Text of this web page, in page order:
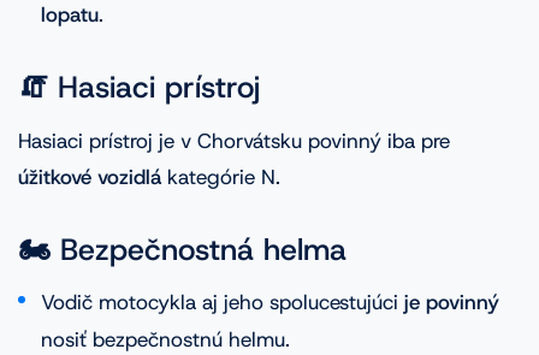
lopatu.
🧯 Hasiaci prístroj
Hasiaci prístroj je v Chorvátsku povinný iba pre
úžitkové vozidlá kategórie N.
🏍️ Bezpečnostná helma
Vodič motocykla aj jeho spolucestujúcije povinný
nosiť bezpečnostnú helmu.